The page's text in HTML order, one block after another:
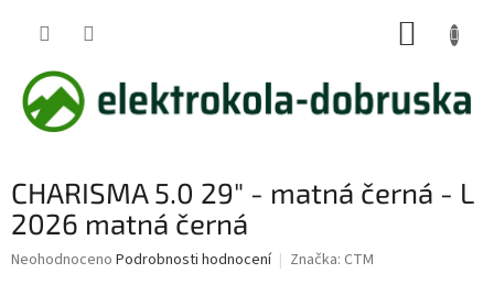
CHARISMA 5.0 29" - matná černá - L
2026 matná černá
Průměrné
Neohodnoceno Podrobnosti hodnocení Značka: CTM